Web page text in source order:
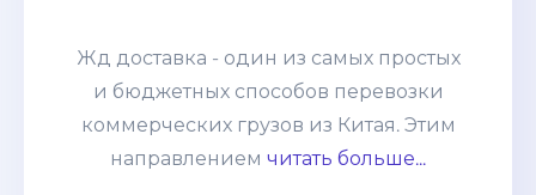
Жд доставка - один из самых простых
и бюджетных способов перевозки
коммерческих грузов из Китая. Этим
направлением читать больше...
направлением мы возим от
небольших сборных грузов 100-200кг
до целых контейнеров. Развитая
система жд сообщения позволяет без